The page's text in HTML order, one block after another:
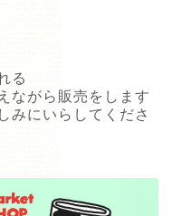
る
ながら販売をします
みにいらしてくださ